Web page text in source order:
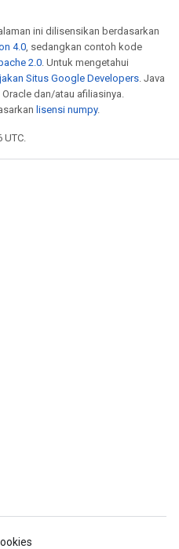
ini dilisensikan berdasarkan
4.0, sedangkan contoh kode
2.0. Untuk mengetahui
Situs Google Developers. Java
dan/atau afiliasinya.
lisensi numpy.
UTC.